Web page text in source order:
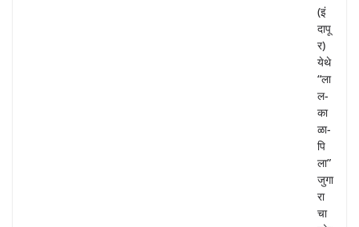
(इं
दापू
र)
येथे
“ला
ल-
का
ळा-
पि
ला”
जुगा
रा
चा